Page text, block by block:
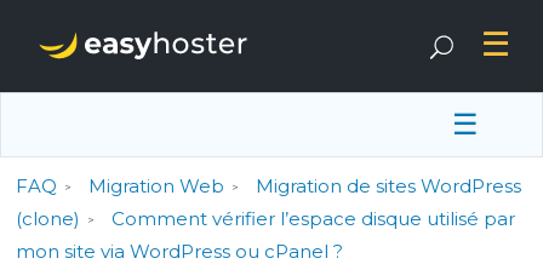
☰
FAQ Migration Web
Migration de sites WordPress
(clone)
Comment vérifier l’espace disque utilisé par
mon site via WordPress ou cPanel ?